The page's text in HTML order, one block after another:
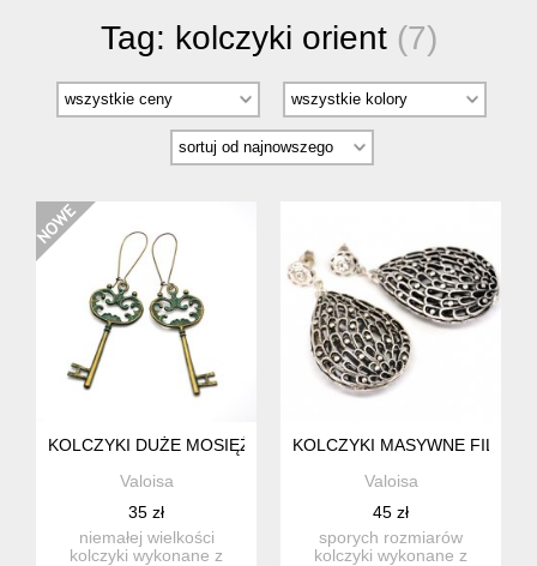
Tag: kolczyki orient (7)
KOLCZYKI DUŻE MOSIĘŻNE KLUCZE POKRYTE PATYNĄ
Valoisa
35 zł
niemałej wielkości
kolczyki wykonane z
KOLCZYKI MASYWNE
Valoisa
45 zł
sporych rozmiarów
kolczyki wykonane z